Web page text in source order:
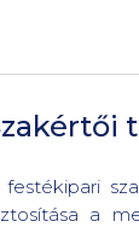
festékipari
a